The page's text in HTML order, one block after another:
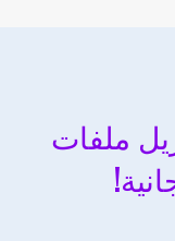
ملفات